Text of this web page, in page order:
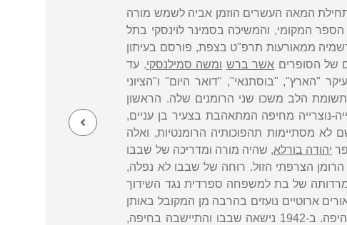
המאה העשרים הוזמן אביה לשמש מורה
הספר המקומי, והמשיכה בסמינר לוינסקי בתל
ממאורעות תרפ"ט בצפת, פורסם בעיתון
אשר ברש ומשה סמילנסקי. עד
"הארץ", "בוסתנאי", "דואר היום" ו"הציוני
תשומת הלב משכו שני הרומנים שלה. הראשון
עשירים ערבייה-נוצרייה מחיפה המתאהבת בצעיר בן עניים,
לא מסתיימות תהפוכותיה הרומנטיות, ואלה
יהודה בורלא, שהיה מורה ומדריכה של שבבו
הצרפתי הזול. רוחה של שבבו לא נפלה,
התמרדותה של בת למשפחה ספרדית נגד השידוך
ארוטיים נועזים בהרבה מן המקובל באותן
שנים, שתרמו אף הם לדחיקתה של הסופרת אל השוליים הלגיטימיים-למחצה של הספרות היפה. ב-1942 נישאה שבבו והתיישבה בחיפה,